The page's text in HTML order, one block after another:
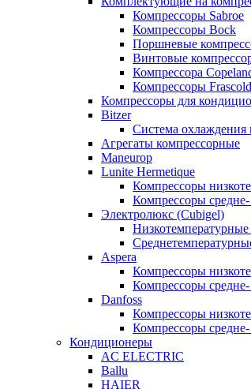
Компрессоры Sabroe
Компрессоры Bock
Поршневые
Винтовые
Компрессора
Компрессоры Frascold
Компрессоры для
Bitzer
Система охлаждения
Агрегаты компрессорные
Maneurop
Lunite Hermetique
Компрессоры
Компрессоры
Электролюкс (Cubigel)
Aspera
Компрессоры
Компрессоры
Danfoss
Компрессоры
Компрессоры
Кондиционеры
AC ELECTRIC
Ballu
HAIER